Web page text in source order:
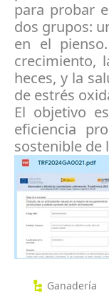
para probar
dos grupos:
en el
crecimiento,
heces, y la
de estrés
El objetivo
eficiencia
sostenible de
Ganadería